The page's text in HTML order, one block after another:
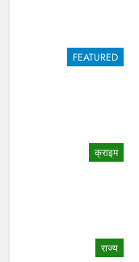
FEATURED
क्राइम
राज्य